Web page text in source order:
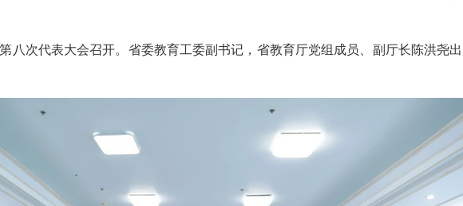
次代表大会召开。省委教育工委副书记，省教育厅党组成员、副厅长陈洪尧